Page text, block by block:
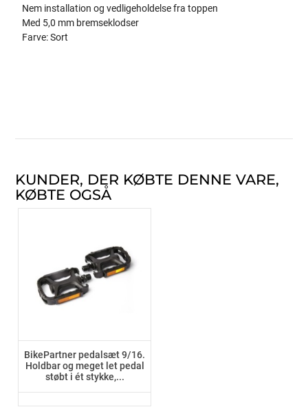
Nem installation og vedligeholdelse fra toppen
Med 5,0 mm bremseklodser
Farve: Sort
KUNDER, DER KØBTE DENNE VARE,
KØBTE OGSÅ
BikePartner pedalsæt 9/16.
Holdbar og meget let pedal
støbt i ét stykke,...